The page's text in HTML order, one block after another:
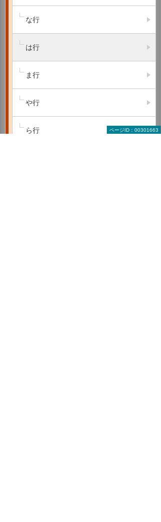
ページID：00301663
な行
は行
ま行
や行
ら行